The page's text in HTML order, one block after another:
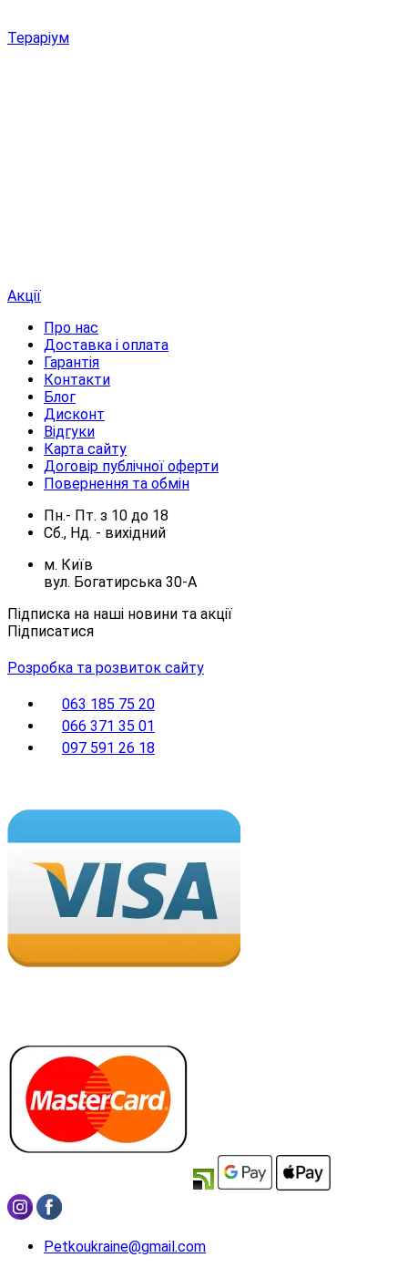
Тераріум
Акції
Про нас
Доставка і оплата
Гарантія
Контакти
Блог
Дисконт
Відгуки
Карта сайту
Договір публічної оферти
Повернення та обмін
Пн.- Пт. з 10 до 18
Сб., Нд. - вихідний
м. Київ
вул. Богатирська 30-А
Підписка на наші новини та акції
Підписатися
Розробка та розвиток сайту
063 185 75 20
066 371 35 01
097 591 26 18
Petkoukraine@gmail.com